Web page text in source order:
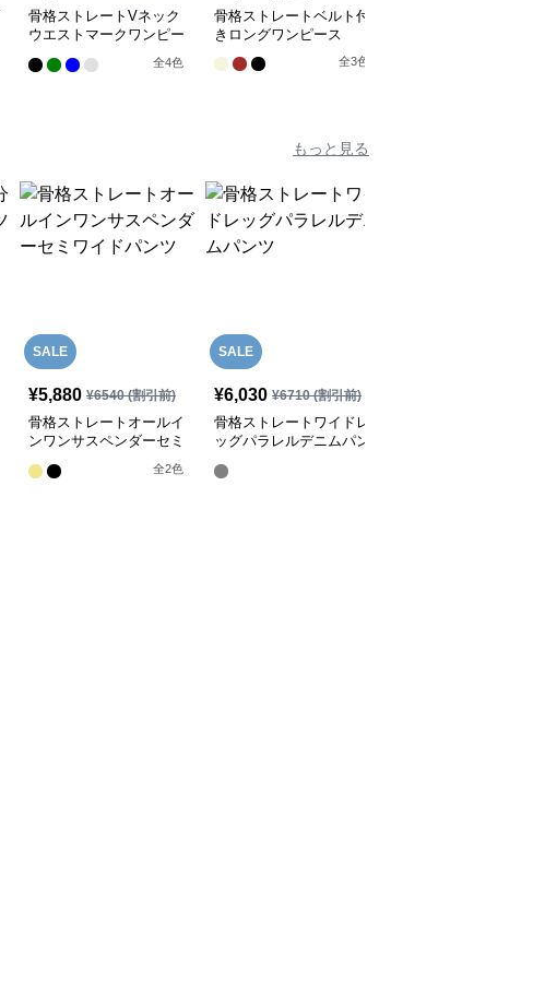
骨格ストレートVネック
ウエストマークワンピー
全4色
骨格ストレートベルト付
きロングワンピース
全3色
もっと見る
SALE
¥5,880 ¥6540(割引前)
骨格ストレートオールイ
ンワンサスペンダーセミ
全2色
SALE
¥6,030 ¥6710(割引前)
骨格ストレートワイドレ
ッグパラレルデニムパン